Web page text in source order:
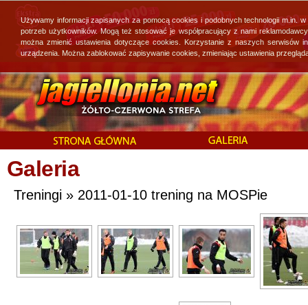
Galeria
Treningi » 2011-01-10 trening na MOSPie
Używamy informacji zapisanych za pomocą cookies i podobnych technologii
potrzeb użytkowników. Mogą też stosować je współpracujący z nami
można zmienić ustawienia dotyczące cookies. Korzystanie z naszych
urządzenia. Można zablokować zapisywanie cookies, zmieniając ustawienia